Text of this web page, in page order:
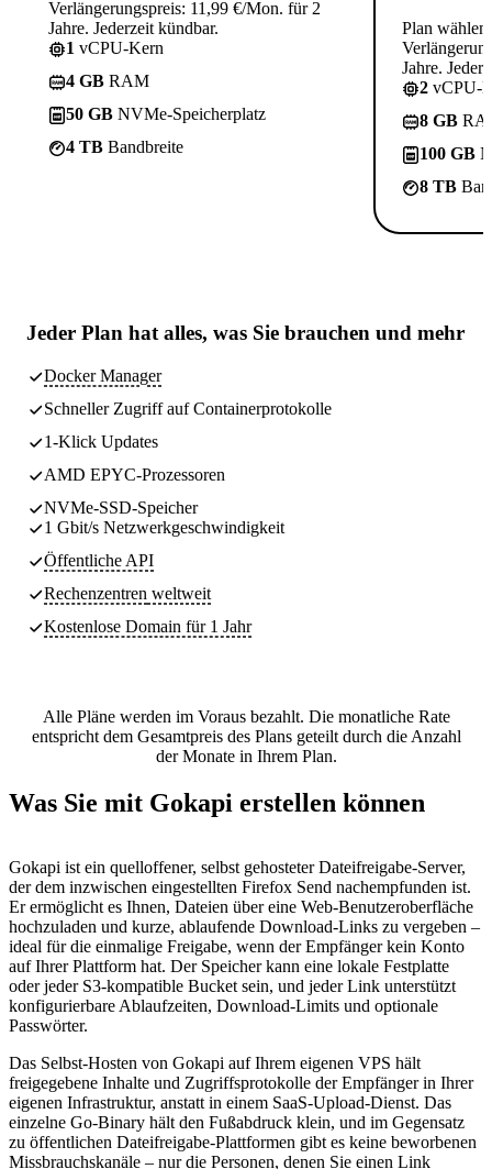
Verlängerungspreis: 11,99 €/Mon. für 2
Jahre. Jederzeit kündbar.
1 vCPU-Kern
4 GB RAM
50 GB NVMe-Speicherplatz
4 TB Bandbreite
Plan wählen
Jahre.
2 vCPU-
8 GB
100 GB
8 TB
Jeder Plan hat alles, was Sie brauchen und mehr
Docker Manager
Schneller Zugriff auf Containerprotokolle
1-Klick Updates
AMD EPYC-Prozessoren
NVMe-SSD-Speicher
1 Gbit/s Netzwerkgeschwindigkeit
Öffentliche API
Rechenzentren weltweit
Kostenlose Domain für 1 Jahr
Alle Pläne werden im Voraus bezahlt. Die monatliche Rate
entspricht dem Gesamtpreis des Plans geteilt durch die Anzahl
der Monate in Ihrem Plan.
Was Sie mit Gokapi erstellen können
Gokapi ist ein quelloffener, selbst gehosteter Dateifreigabe-Server,
der dem inzwischen eingestellten Firefox Send nachempfunden ist.
Er ermöglicht es Ihnen, Dateien über eine Web-Benutzeroberfläche
hochzuladen und kurze, ablaufende Download-Links zu vergeben –
ideal für die einmalige Freigabe, wenn der Empfänger kein Konto
auf Ihrer Plattform hat. Der Speicher kann eine lokale Festplatte
oder jeder S3-kompatible Bucket sein, und jeder Link unterstützt
konfigurierbare Ablaufzeiten, Download-Limits und optionale
Passwörter.
Das Selbst-Hosten von Gokapi auf Ihrem eigenen VPS hält
freigegebene Inhalte und Zugriffsprotokolle der Empfänger in Ihrer
eigenen Infrastruktur, anstatt in einem SaaS-Upload-Dienst. Das
einzelne Go-Binary hält den Fußabdruck klein, und im Gegensatz
zu öffentlichen Dateifreigabe-Plattformen gibt es keine beworbenen
Missbrauchskanäle – nur die Personen, denen Sie einen Link